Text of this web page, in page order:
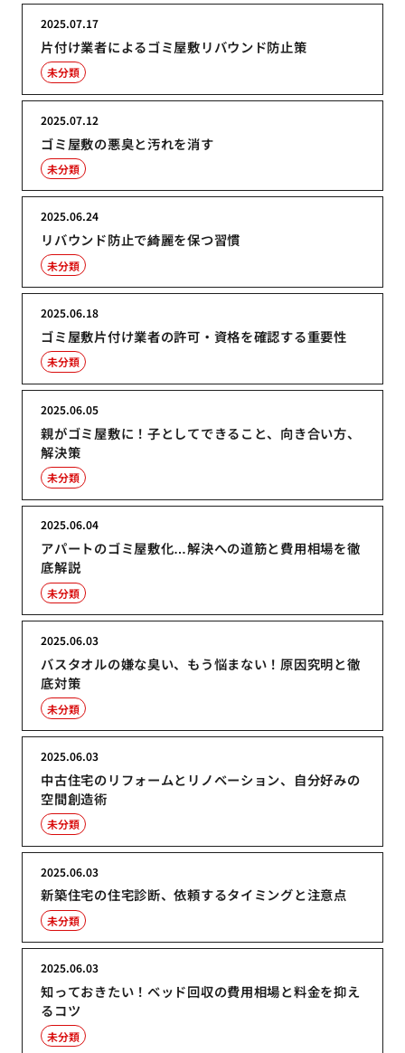
片付け業者によるゴミ屋敷リバウンド防止策
2025.07.17
未分類
ゴミ屋敷の悪臭と汚れを消す
2025.07.12
未分類
リバウンド防止で綺麗を保つ習慣
2025.06.24
未分類
ゴミ屋敷片付け業者の許可・資格を確認する重要性
2025.06.18
未分類
親がゴミ屋敷に！子としてできること、向き合い方、
解決策
2025.06.05
未分類
アパートのゴミ屋敷化…解決への道筋と費用相場を徹
底解説
2025.06.04
未分類
バスタオルの嫌な臭い、もう悩まない！原因究明と徹
底対策
2025.06.03
未分類
中古住宅のリフォームとリノベーション、自分好みの
空間創造術
2025.06.03
未分類
新築住宅の住宅診断、依頼するタイミングと注意点
2025.06.03
未分類
知っておきたい！ベッド回収の費用相場と料金を抑え
るコツ
2025.06.03
未分類